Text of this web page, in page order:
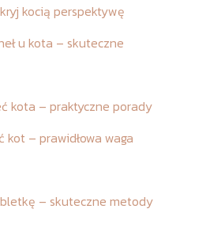
kocią perspektywę
u kota – skuteczne
kota – praktyczne porady
– prawidłowa waga
– skuteczne metody